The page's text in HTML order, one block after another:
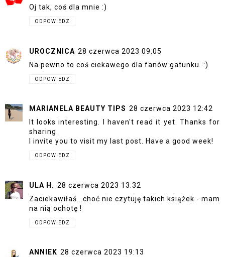
Oj tak, coś dla mnie :)
ODPOWIEDZ
UROCZNICA 28 czerwca 2023 09:05
Na pewno to coś ciekawego dla fanów gatunku. :)
ODPOWIEDZ
MARIANELA BEAUTY TIPS 28 czerwca 2023 12:42
It looks interesting. I haven't read it yet. Thanks for
sharing.
I invite you to visit my last post. Have a good week!
ODPOWIEDZ
ULA H. 28 czerwca 2023 13:32
Zaciekawiłaś...choć nie czytuję takich książek - mam
na nią ochotę !
ODPOWIEDZ
ANNIEK 28 czerwca 2023 19:13